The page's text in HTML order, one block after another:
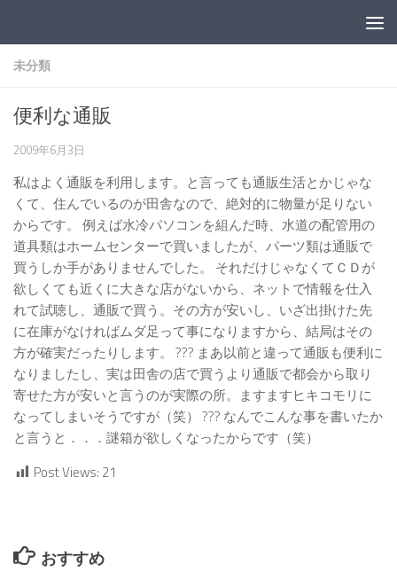
未分類
便利な通販
2009年6月3日
私はよく通販を利用します。と言っても通販生活とかじゃな
くて、住んでいるのが田舎なので、絶対的に物量が足りない
からです。 例えば水冷パソコンを組んだ時、水道の配管用の
道具類はホームセンターで買いましたが、パーツ類は通販で
買うしか手がありませんでした。 それだけじゃなくてＣＤが
欲しくても近くに大きな店がないから、ネットで情報を仕入
れて試聴し、通販で買う。その方が安いし、いざ出掛けた先
に在庫がなければムダ足って事になりますから、結局はその
方が確実だったりします。 ??? まあ以前と違って通販も便利に
なりましたし、実は田舎の店で買うより通販で都会から取り
寄せた方が安いと言うのが実際の所。ますますヒキコモリに
なってしまいそうですが（笑） ??? なんでこんな事を書いたか
と言うと．．．謎箱が欲しくなったからです（笑）
Post Views: 21
おすすめ